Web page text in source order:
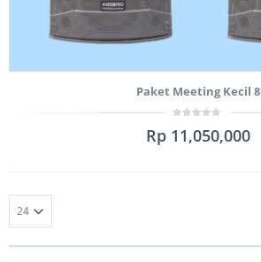
Paket Meeting Kecil 8
out
Rp 11,050,000